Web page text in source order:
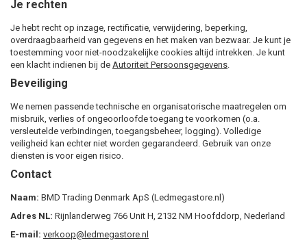
Je rechten
Je hebt recht op inzage, rectificatie, verwijdering, beperking,
overdraagbaarheid van gegevens en het maken van bezwaar. Je kunt je
toestemming voor niet-noodzakelijke cookies altijd intrekken. Je kunt
een klacht indienen bij de Autoriteit Persoonsgegevens.
Beveiliging
We nemen passende technische en organisatorische maatregelen om
misbruik, verlies of ongeoorloofde toegang te voorkomen (o.a.
versleutelde verbindingen, toegangsbeheer, logging). Volledige
veiligheid kan echter niet worden gegarandeerd. Gebruik van onze
diensten is voor eigen risico.
Contact
Naam: BMD Trading Denmark ApS (Ledmegastore.nl)
Adres NL: Rijnlanderweg 766 Unit H, 2132 NM Hoofddorp, Nederland
E-mail: verkoop@ledmegastore.nl